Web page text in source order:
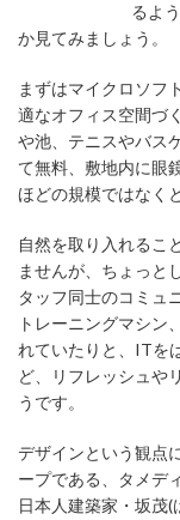
るよ
か見てみましょう。
まずはマイクロソフ
適なオフィス空間づ
や池、テニスやバス
て無料、敷地内に眼
ほどの規模ではなく
自然を取り入れるこ
ませんが、ちょっと
タッフ同士のコミュ
トレーニングマシン
れていたりと、ITを
ど、リフレッシュや
うです。
デザインという観点
ープである、タメデ
日本人建築家・坂茂